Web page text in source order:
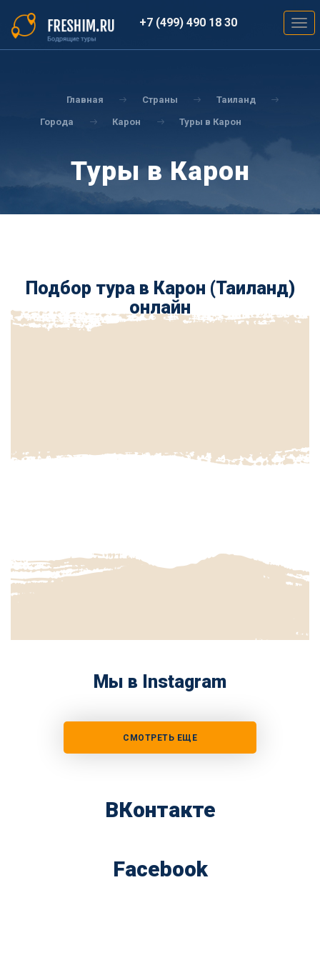
основному
содержанию
+7 (499) 490 18 30
Главная Страны Таиланд
Города Карон Туры в Карон
Туры в Карон
Подбор тура в Карон (Таиланд)
онлайн
Мы в Instagram
СМОТРЕТЬ ЕЩЕ
ВКонтакте
Facebook